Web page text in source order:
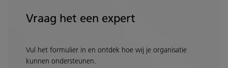
Vraag het een expert
Vul het formulier in en ontdek hoe wij je organisatie
kunnen ondersteunen.